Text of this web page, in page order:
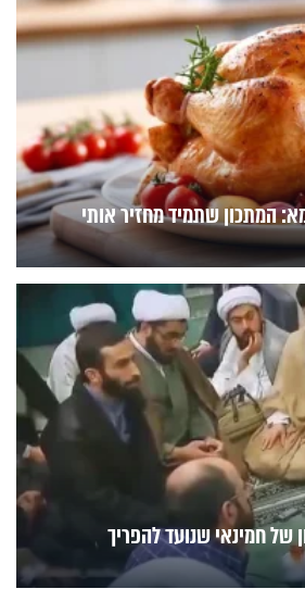
המתכון שתמיד מחזיר אותי
של חמינאי שנועד להפריך